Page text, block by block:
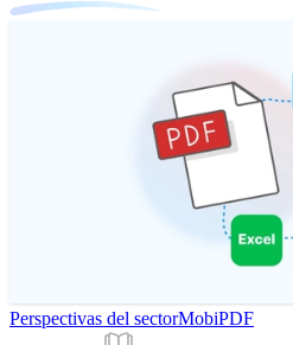
Perspectivas del sectorMobiPDF